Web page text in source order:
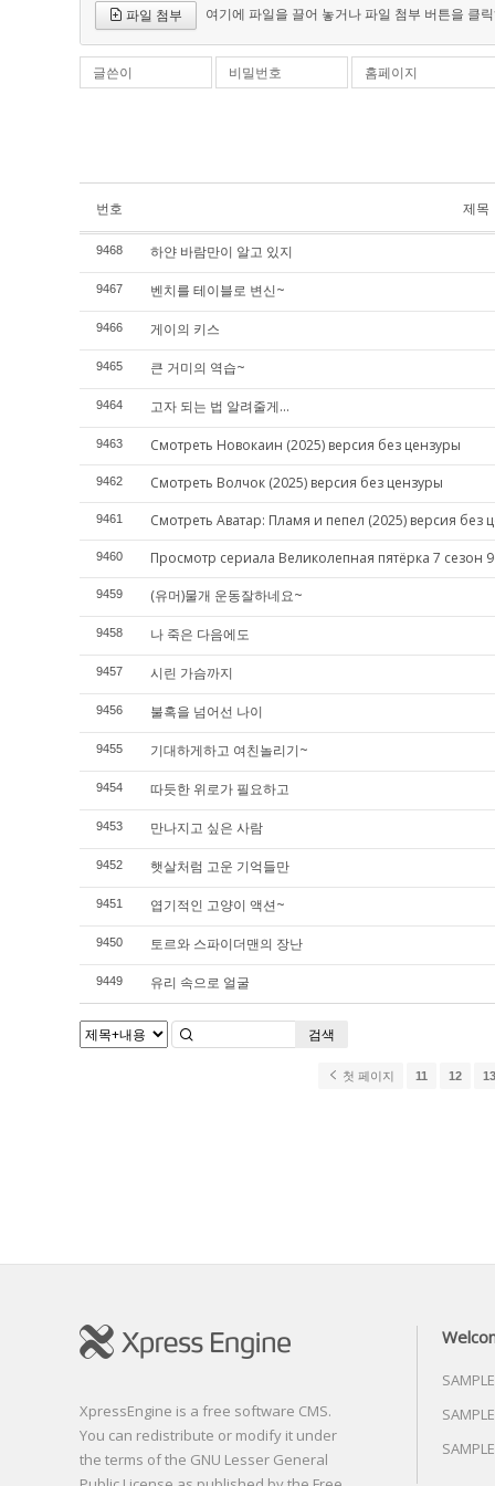
파일 첨부 여기에 파일을 끌어 놓거나 파일 첨부 버튼을 클
글쓴이 비밀번호 홈페이지
번호 제목
9468 하얀 바람만이 알고 있지
9467 벤치를 테이블로 변신~
9466 게이의 키스
9465 큰 거미의 역습~
9464 고자 되는 법 알려줄게...
9463 Смотреть Новокаин (2025) версия без цензуры
9462 Смотреть Волчок (2025) версия без цензуры
9461 Смотреть Аватар: Пламя и пепел (2025) версия без
9460 Просмотр сериала Великолепная пятёрка 7 сезон
9459 (유머)물개 운동잘하네요~
9458 나 죽은 다음에도
9457 시린 가슴까지
9456 불혹을 넘어선 나이
9455 기대하게하고 여친놀리기~
9454 따듯한 위로가 필요하고
9453 만나지고 싶은 사람
9452 햇살처럼 고운 기억들만
9451 엽기적인 고양이 액션~
9450 토르와 스파이더맨의 장난
9449 유리 속으로 얼굴
검색
첫 페이지 11 12 13
XpressEngine is a free software CMS.
You can redistribute or modify it under
the terms of the GNU Lesser General